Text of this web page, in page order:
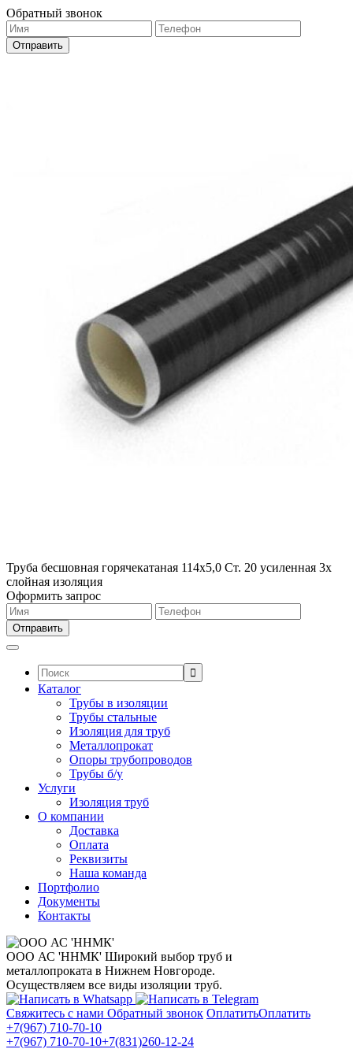
Обратный звонок
Труба бесшовная горячекатаная 114х5,0 Ст. 20 усиленная 3х
слойная изоляция
Оформить запрос
Поиск:
Каталог
Трубы в изоляции
Трубы стальные
Изоляция для труб
Металлопрокат
Опоры трубопроводов
Трубы б/у
Услуги
Изоляция труб
О компании
Доставка
Оплата
Реквизиты
Наша команда
Портфолио
Документы
Контакты
ООО АС 'ННМК' Широкий выбор труб и
металлопроката в Нижнем Новгороде.
Осуществляем все виды изоляции труб.
Свяжитесь с нами Обратный звонок ОплатитьОплатить
+7(967) 710-70-10
+7(967) 710-70-10+7(831)260-12-24